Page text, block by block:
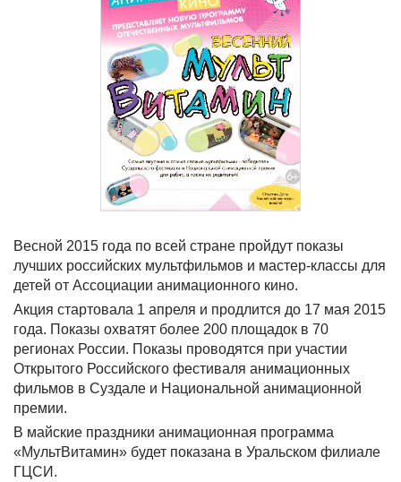
Весной 2015 года по всей стране пройдут показы
лучших российских мультфильмов и мастер-классы для
детей от Ассоциации анимационного кино.
Акция стартовала 1 апреля и продлится до 17 мая 2015
года. Показы охватят более 200 площадок в 70
регионах России. Показы проводятся при участии
Открытого Российского фестиваля анимационных
фильмов в Суздале и Национальной анимационной
премии.
В майские праздники анимационная программа
«МультВитамин» будет показана в Уральском филиале
ГЦСИ.